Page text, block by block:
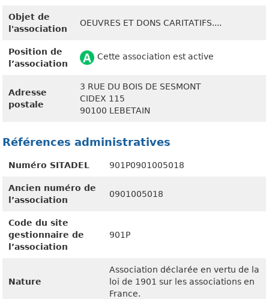
Objet de
l'association
OEUVRES ET DONS CARITATIFS....
Position de
l’association
Cette association est active
Adresse
postale
3 RUE DU BOIS DE SESMONT
CIDEX 115
90100 LEBETAIN
Références administratives
Numéro SITADEL 901P0901005018
Ancien numéro de
l’association
0901005018
Code du site
gestionnaire de
l’association
901P
Nature
Association déclarée en vertu de la
loi de 1901 sur les associations en
France.